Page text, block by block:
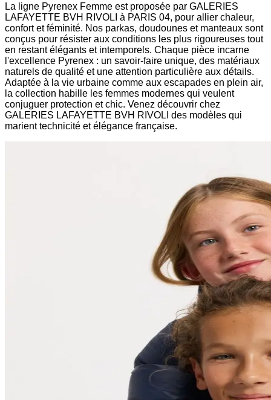
La ligne Pyrenex Femme est proposée par GALERIES
LAFAYETTE BVH RIVOLI à PARIS 04, pour allier chaleur,
confort et féminité. Nos parkas, doudounes et manteaux sont
conçus pour résister aux conditions les plus rigoureuses tout
en restant élégants et intemporels. Chaque pièce incarne
l'excellence Pyrenex : un savoir-faire unique, des matériaux
naturels de qualité et une attention particulière aux détails.
Adaptée à la vie urbaine comme aux escapades en plein air,
la collection habille les femmes modernes qui veulent
conjuguer protection et chic. Venez découvrir chez
GALERIES LAFAYETTE BVH RIVOLI des modèles qui
marient technicité et élégance française.